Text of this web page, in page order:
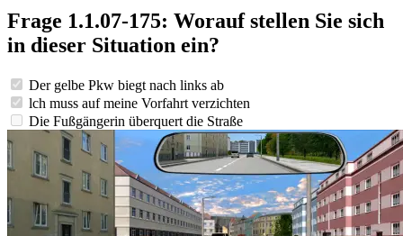
Frage 1.1.07-175: Worauf stellen Sie sich
in dieser Situation ein?
Der gelbe Pkw biegt nach links ab
lch muss auf meine Vorfahrt verzichten
Die Fußgängerin überquert die Straße